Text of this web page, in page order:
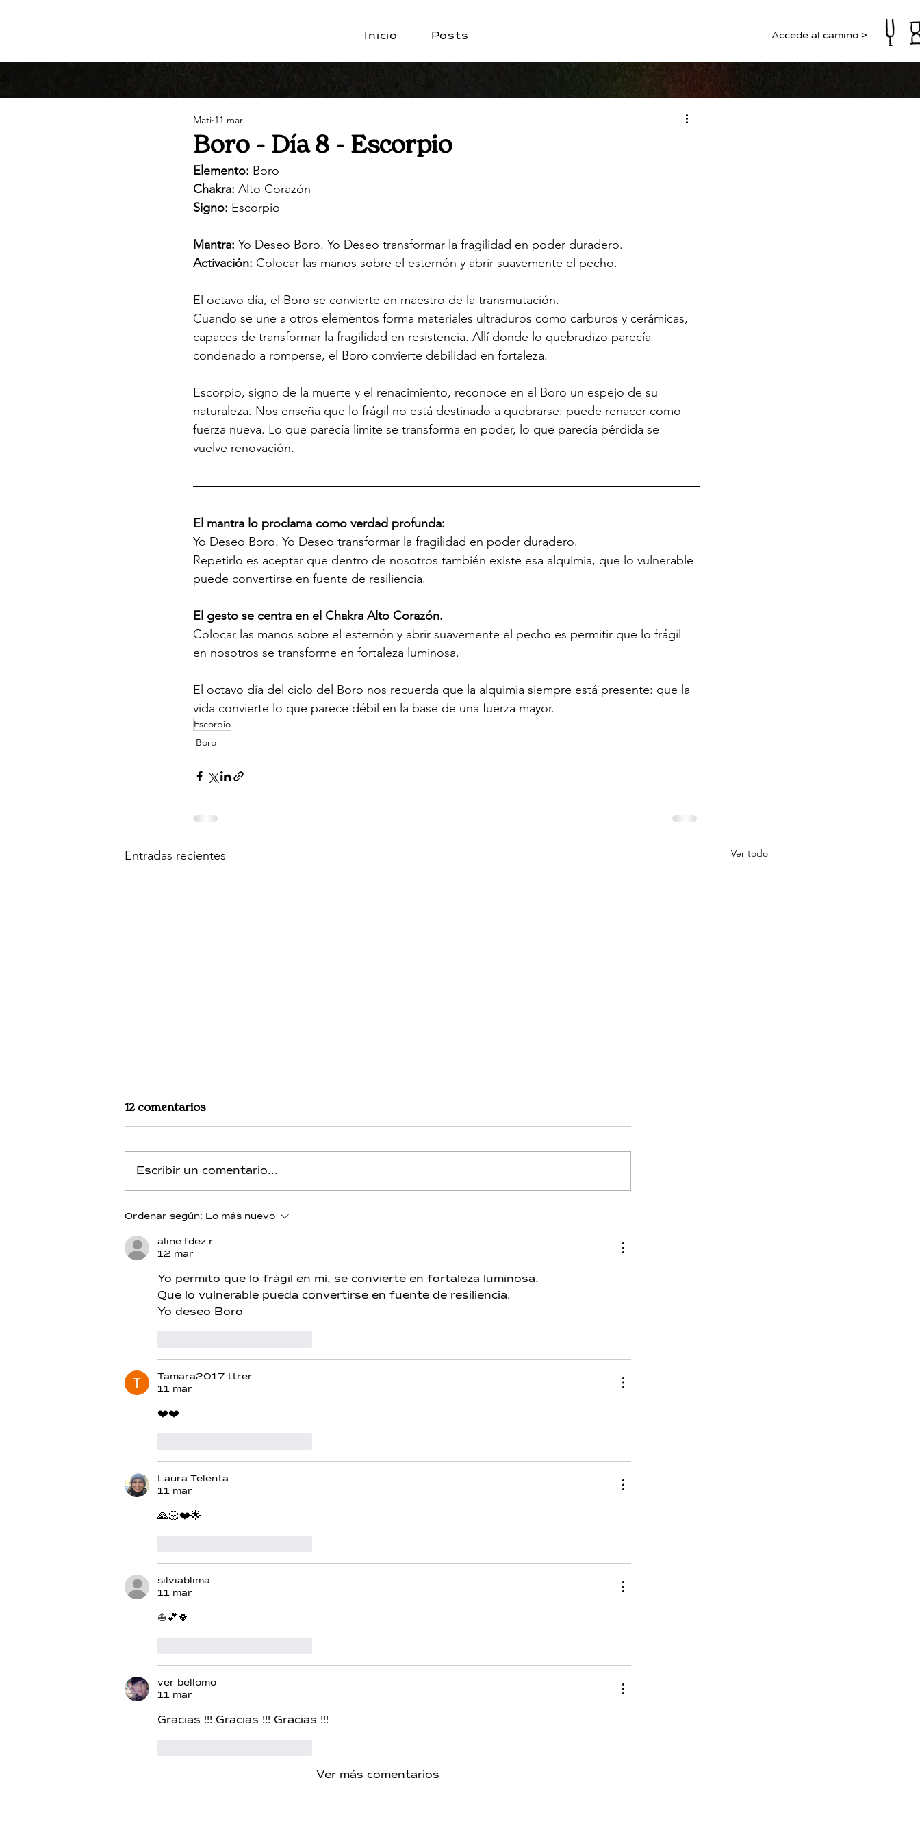
Inicio Posts Accede al camino >
Boro - Día 8 - Escorpio
Mati 11 mar
Elemento: Boro
Chakra: Alto Corazón
Signo: Escorpio
Mantra: Yo Deseo Boro. Yo Deseo transformar la fragilidad en poder duradero.
Activación: Colocar las manos sobre el esternón y abrir suavemente el pecho.
El octavo día, el Boro se convierte en maestro de la transmutación.
Cuando se une a otros elementos forma materiales ultraduros como carburos y cerámicas,
capaces de transformar la fragilidad en resistencia. Allí donde lo quebradizo parecía
condenado a romperse, el Boro convierte debilidad en fortaleza.
Escorpio, signo de la muerte y el renacimiento, reconoce en el Boro un espejo de su
naturaleza. Nos enseña que lo frágil no está destinado a quebrarse: puede renacer como
fuerza nueva. Lo que parecía límite se transforma en poder, lo que parecía pérdida se
vuelve renovación.
El mantra lo proclama como verdad profunda:
Yo Deseo Boro. Yo Deseo transformar la fragilidad en poder duradero.
Repetirlo es aceptar que dentro de nosotros también existe esa alquimia, que lo vulnerable
puede convertirse en fuente de resiliencia.
El gesto se centra en el Chakra Alto Corazón.
Colocar las manos sobre el esternón y abrir suavemente el pecho es permitir que lo frágil
en nosotros se transforme en fortaleza luminosa.
El octavo día del ciclo del Boro nos recuerda que la alquimia siempre está presente: que la
vida convierte lo que parece débil en la base de una fuerza mayor.
Escorpio
Boro
Entradas recientes Ver todo
Boro - Día 13 - Integración
Boro - Día 12 - Piscis Boro - Día 11 - Acuario
12 comentarios
Escribir un comentario...
Ordenar según: Lo más nuevo
aline.fdez.r
12 mar
Yo permito que lo frágil en mí, se convierte en fortaleza luminosa.
Que lo vulnerable pueda convertirse en fuente de resiliencia.
Yo deseo Boro
Tamara2017 ttrer
11 mar
❤️❤️
Laura Telenta
11 mar
🙏🏻❤️🌟
silviablima
11 mar
⛵💕🍀
ver bellomo
11 mar
Gracias !!! Gracias !!! Gracias !!!
Ver más comentarios